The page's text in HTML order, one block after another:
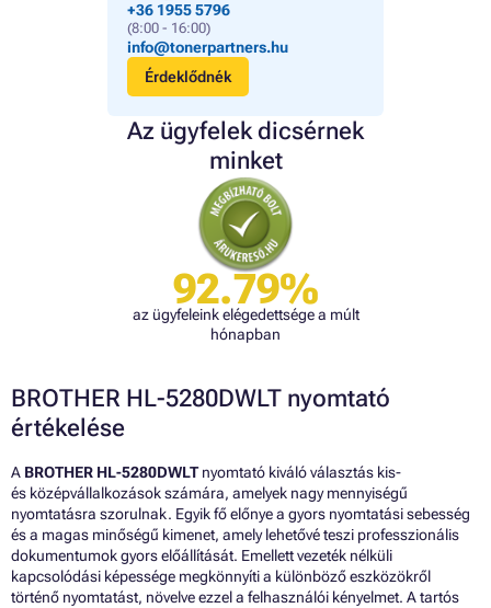
+36 1955 5796
(8:00 - 16:00)
info@tonerpartners.hu
Érdeklődnék
Az ügyfelek dicsérnek
minket
92.79%
az ügyfeleink elégedettsége a múlt
hónapban
BROTHER HL-5280DWLT nyomtató
értékelése
A BROTHER HL-5280DWLTnyomtató kiváló választás kis-
és középvállalkozások számára, amelyek nagy mennyiségű
nyomtatásra szorulnak. Egyik fő előnye a gyors nyomtatási sebesség
és a magas minőségű kimenet, amely lehetővé teszi professzionális
dokumentumok gyors előállítását. Emellett vezeték nélküli
kapcsolódási képessége megkönnyíti a különböző eszközökről
történő nyomtatást, növelve ezzel a felhasználói kényelmet. A tartós